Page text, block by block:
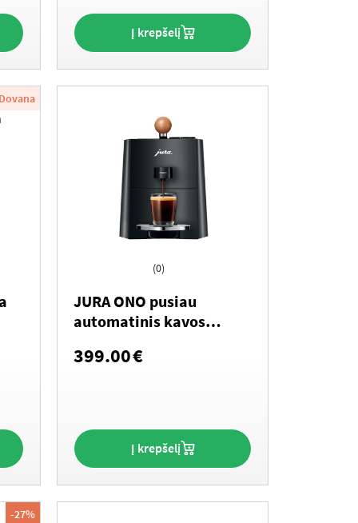
1,099.00€.
949.00€.745.00€.
Į krepšelį
Dovana
(0)
JURA ONO pusiau
automatinis kavos
399.00€
Į krepšelį
-27%